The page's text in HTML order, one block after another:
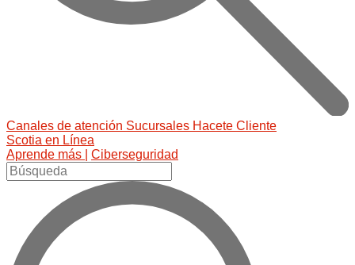
Canales de atención Sucursales Hacete Cliente
Scotia en Línea
Aprende más |
Ciberseguridad